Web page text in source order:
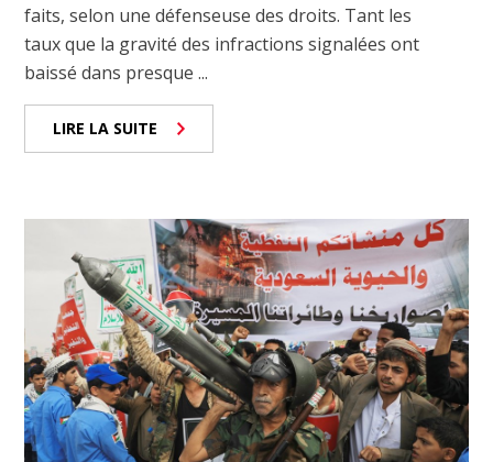
faits, selon une défenseuse des droits. Tant les
taux que la gravité des infractions signalées ont
baissé dans presque ...
LIRE LA SUITE